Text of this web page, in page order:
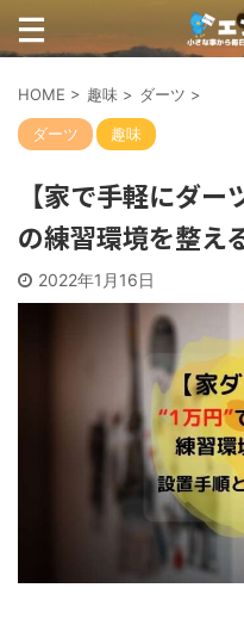
HOME > 趣味 > ダーツ >
ダーツ 趣味
【家で手軽にダ
の練習環境を整え
2022年1月16日